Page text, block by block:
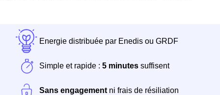
Energie distribuée par Enedis ou GRDF
Simple et rapide : 5 minutes suffisent
Sans engagement ni frais de résiliation